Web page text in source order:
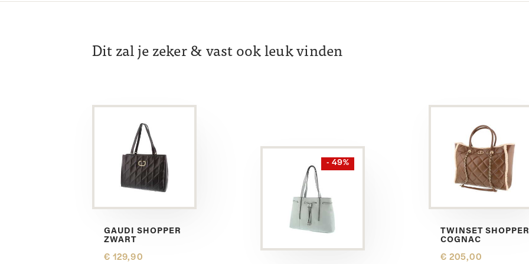
Dit zal je zeker & vast ook leuk vinden
GAUDI SHOPPER
ZWART
€ 129,90
- 49%
TWINSET
COGNAC
€ 205,00